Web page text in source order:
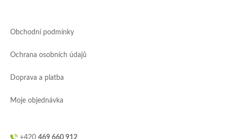
Obchodní podmínky
Ochrana osobních údajů
Doprava a platba
Moje objednávka
+420 469 660 912